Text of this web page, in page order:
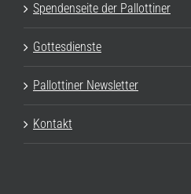
Spendenseite der Pallottiner
Gottesdienste
Pallottiner Newsletter
Kontakt